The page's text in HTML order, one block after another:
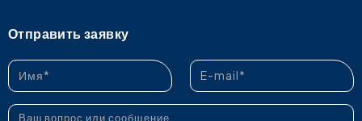
Отправить заявку